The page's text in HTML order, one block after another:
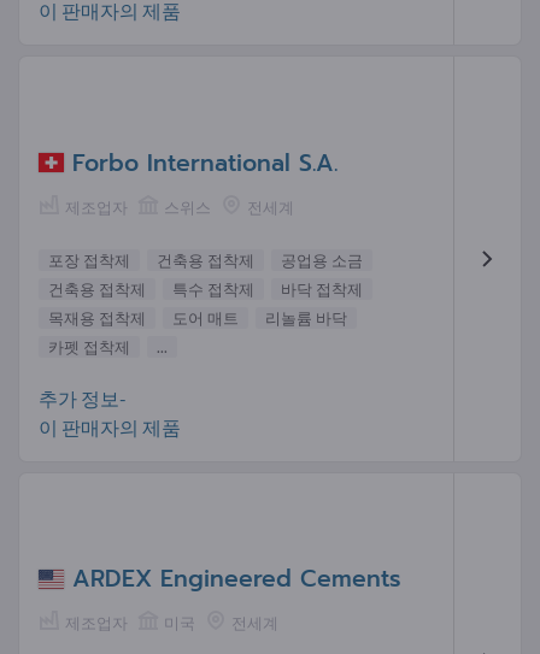
이 판매자의 제품
Forbo International S.A.
제조업자 스위스 전세계
포장 접착제 건축용 접착제
공업용 소금
건축용 접착제
특수 접착제
바닥 접착제
목재용 접착제
도어 매트
리놀륨 바닥
카펫 접착제
...
추가 정보-
이 판매자의 제품
ARDEX Engineered Cements
제조업자 미국 전세계